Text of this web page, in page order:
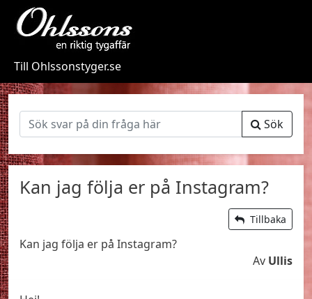
Till Ohlssonstyger.se
Sök
Kan jag följa er på Instagram?
Tillbaka
Kan jag följa er på Instagram?
Av Ullis